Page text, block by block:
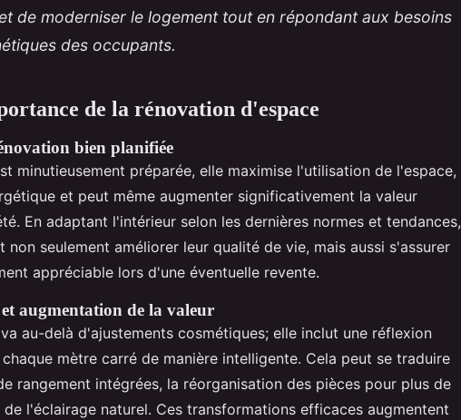
de moderniser le logement tout en répondant aux besoins
des occupants.
de la rénovation d'espace
bien planifiée
minutieusement préparée, elle maximise l'utilisation de l'espace,
et peut même augmenter significativement la valeur
En adaptant l'intérieur selon les dernières normes et tendances,
non seulement améliorer leur qualité de vie, mais aussi s'assurer
appréciable lors d'une éventuelle revente.
augmentation de la valeur
au-delà d'ajustements cosmétiques; elle inclut une réflexion
mètre carré de manière intelligente. Cela peut se traduire
rangement intégrées, la réorganisation des pièces pour plus de
l'éclairage naturel. Ces transformations efficaces augmentent